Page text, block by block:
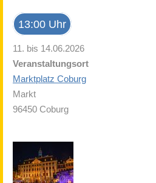
13:00 Uhr
11. bis 14.06.2026
Veranstaltungsort
Marktplatz Coburg
Markt
96450 Coburg